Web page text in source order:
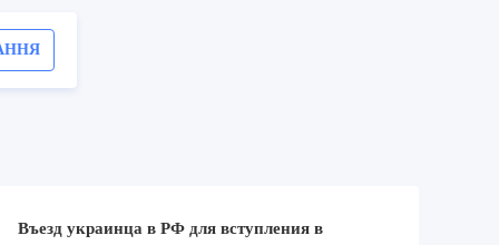
Въезд украинца в РФ для вступления в